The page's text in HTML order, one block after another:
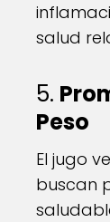
salud
5.
Peso
El jugo
buscan